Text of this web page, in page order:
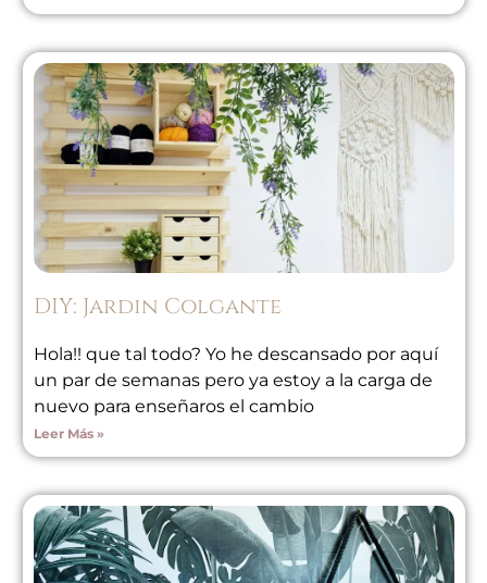
DIY: Jardin Colgante
Hola!! que tal todo? Yo he descansado por aquí
un par de semanas pero ya estoy a la carga de
nuevo para enseñaros el cambio
Leer Más »